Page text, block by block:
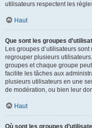
utilisateurs respectent les
Haut
Que sont les groupes
Les groupes d’utilisateurs
regrouper plusieurs
groupes et chaque groupe
facilite les tâches aux
plusieurs utilisateurs en une
de modération, ou bien leur
Haut
Où sont les groupes